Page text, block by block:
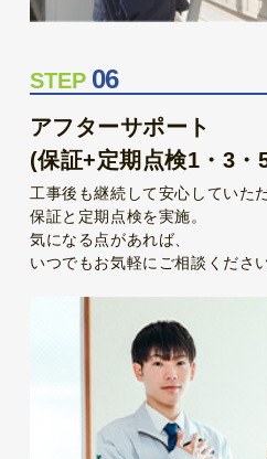
STEP 06
アフターサポート
(保証+定期点検1・3・
工事後も継続して安心していた
保証と定期点検を実施。
気になる点があれば、
いつでもお気軽にご相談ください